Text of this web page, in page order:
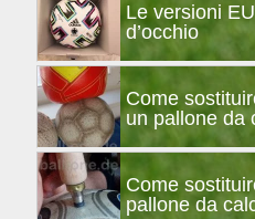
Le versioni
d’occhio
Come
un pallone da
Come
pallone da